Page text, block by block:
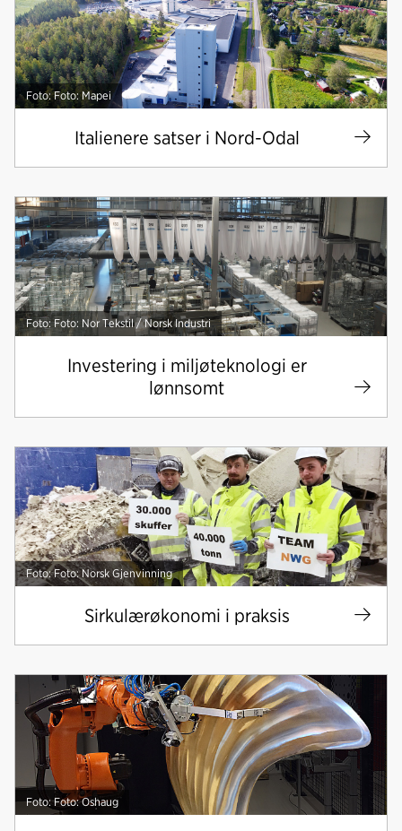
Foto: Foto: Mapei
Italienere satser i Nord-Odal
Foto: Foto: Nor Tekstil / Norsk Industri
Investering i miljøteknologi er
lønnsomt
Foto: Foto: Norsk Gjenvinning
Sirkulærøkonomi i praksis
Foto: Foto: Oshaug